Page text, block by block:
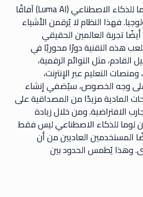
يُمثل سؤال ماهية لوما للذكاء الاصطناعي (Luma AI) آفاقًا
فهذا النظام لا يُرقمن الأشياء
تجربة العالمين الحقيقي
هذه التقنية دورًا محوريًا في
القادم، مثل التوائم الرقمية،
التعليم عبر الإنترنت،
وجه الخصوص، سيُضفي إنشاء
المادية مزيدًا من المصداقية على
الافتراضية. ومن خلال زيادة
لوما للذكاء الاصطناعي ليس فقط
المستخدمين العاديين من أن
وهذا يُطمس الحدود بين